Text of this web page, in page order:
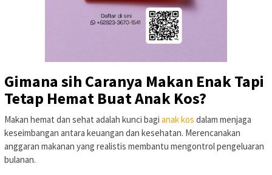
Gimana sih Caranya Makan Enak Tapi
Tetap Hemat Buat Anak Kos?
Makan hemat dan sehat adalah kunci bagi anak kos dalam menjaga
keseimbangan antara keuangan dan kesehatan. Merencanakan
anggaran makanan yang realistis membantu mengontrol pengeluaran
bulanan.